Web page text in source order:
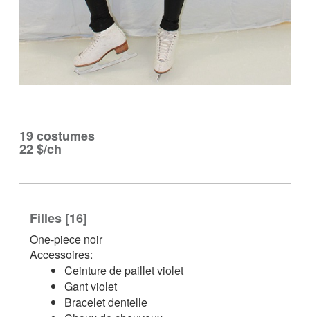
19 costumes
22 $/ch
Filles [16]
One-piece noir
Accessoires:
Ceinture de paillet violet
Gant violet
Bracelet dentelle